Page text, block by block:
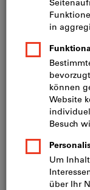
Preis pro 100 Stück
zzgl. MwSt.
zzgl.
Individuelle
5,5x52mm